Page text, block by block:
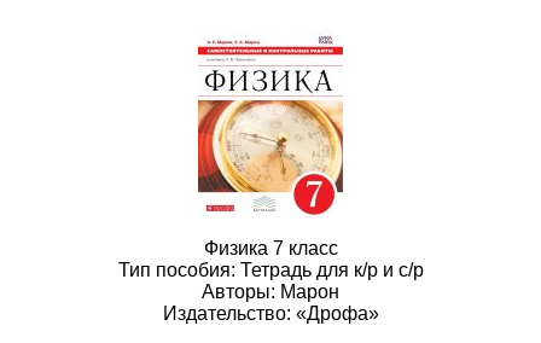
Физика 7 класс
Тип пособия: Тетрадь для к/р и с/р
Авторы: Марон
Издательство: «Дрофа»